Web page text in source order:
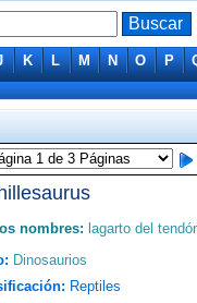
K L M N O P
nombres: lagarto del
Dinosaurios
Reptiles